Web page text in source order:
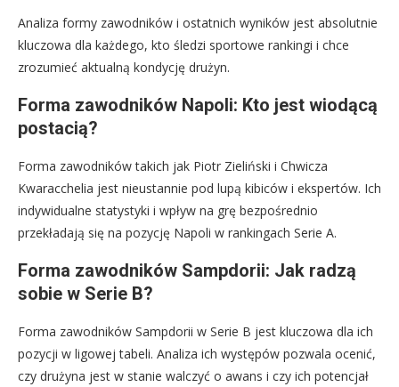
Analiza formy zawodników i ostatnich wyników jest absolutnie
kluczowa dla każdego, kto śledzi sportowe rankingi i chce
zrozumieć aktualną kondycję drużyn.
Forma zawodników Napoli: Kto jest wiodącą
postacią?
Forma zawodników takich jak Piotr Zieliński i Chwicza
Kwaracchelia jest nieustannie pod lupą kibiców i ekspertów. Ich
indywidualne statystyki i wpływ na grę bezpośrednio
przekładają się na pozycję Napoli w rankingach Serie A.
Forma zawodników Sampdorii: Jak radzą
sobie w Serie B?
Forma zawodników Sampdorii w Serie B jest kluczowa dla ich
pozycji w ligowej tabeli. Analiza ich występów pozwala ocenić,
czy drużyna jest w stanie walczyć o awans i czy ich potencjał